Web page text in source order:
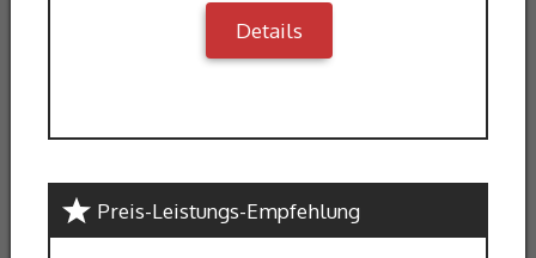
Details
Preis-Leistungs-Empfehlung